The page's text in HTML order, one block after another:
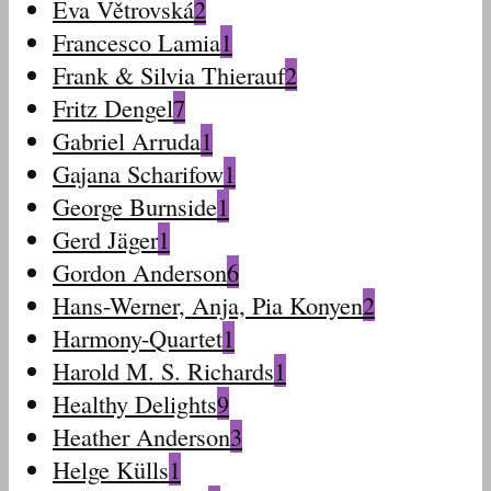
Eva Větrovská2
Francesco Lamia1
Frank & Silvia Thierauf2
Fritz Dengel7
Gabriel Arruda1
Gajana Scharifow1
George Burnside1
Gerd Jäger1
Gordon Anderson6
Hans-Werner, Anja, Pia Konyen2
Harmony-Quartet1
Harold M. S. Richards1
Healthy Delights9
Heather Anderson3
Helge Külls1